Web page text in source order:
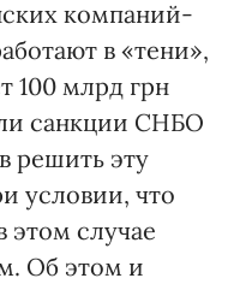
компаний-
в «тени»,
100 млрд грн
санкции СНБО
решить эту
условии, что
этом случае
Об этом и